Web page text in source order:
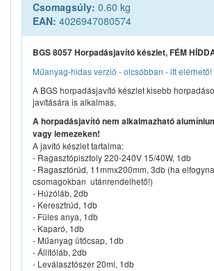
Csomagsúly: 0.60 kg
EAN: 4026947080574
BGS 8057 Horpadásjavító készlet, FÉM
Műanyag-hidas verzió - olcsóbban - itt elérhető!
A BGS horpadásjavító készlet kisebb
javítására is alkalmas,
A horpadásjavító nem alkalmazható
vagy lemezeken!
A javító készlet tartalma:
- Ragasztópisztoly 220-240V 15/40W, 1db
- Ragasztórúd, 11mmx200mm, 3db (ha
csomagokban utánrendelhető!)
- Húzóláb, 2db
- Keresztrúd, 1db
- Füles anya, 1db
- Kaparó, 1db
- Műanyag ütőcsap, 1db
- Állítóláb, 2db
- Leválasztószer 20ml, 1db